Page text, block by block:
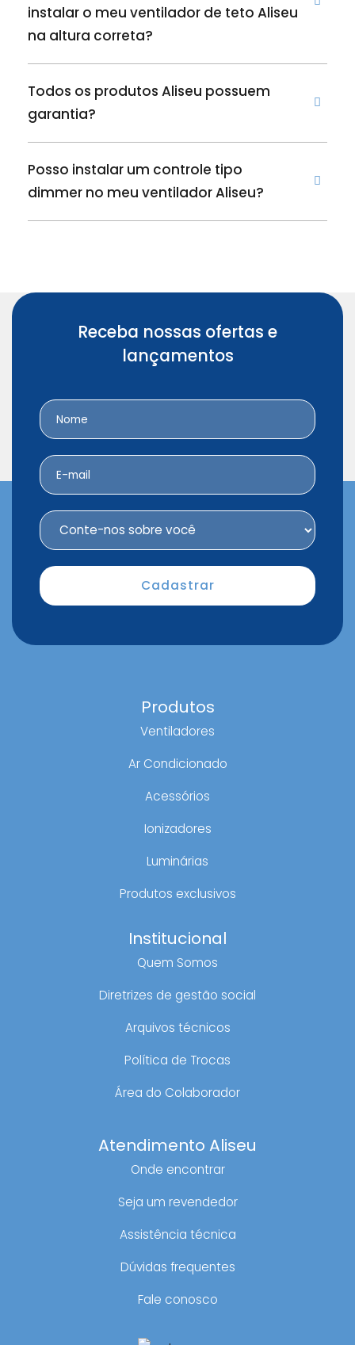
instalar o meu ventilador de teto Aliseu
na altura correta?
Todos os produtos Aliseu possuem
garantia?
Posso instalar um controle tipo
dimmer no meu ventilador Aliseu?
Receba nossas ofertas e
lançamentos
Produtos
Ventiladores
Ar Condicionado
Acessórios
Ionizadores
Luminárias
Produtos exclusivos
Institucional
Quem Somos
Diretrizes de gestão social
Arquivos técnicos
Política de Trocas
Área do Colaborador
Atendimento Aliseu
Onde encontrar
Seja um revendedor
Assistência técnica
Dúvidas frequentes
Fale conosco